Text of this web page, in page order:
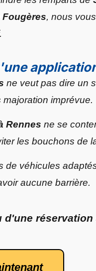
Fougères, nous
ne veut pas dire un
imprévue.
Rennes ne se
les bouchons de
de véhicules
aucune barrière.